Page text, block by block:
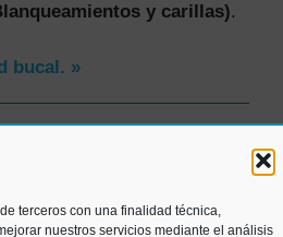
terceros con una finalidad técnica,
nuestros servicios mediante el análisis
y carillas).
bucal. »